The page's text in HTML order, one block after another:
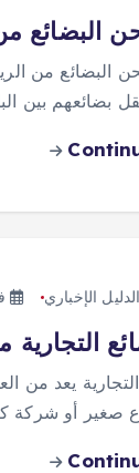
البضائع
البضائع من
بضائعهم بين
الدليل الإخباري
يعد من
أو شركة